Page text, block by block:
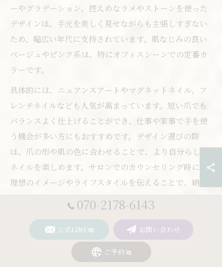
ーやグラデーション、控えめなラメやストーンを使った
デザインは、手元を美しく見せながらも主張しすぎない
ため、幅広い年代に支持されています。肌なじみの良い
ベージュやピンク系は、特にオフィスシーンでの定番カ
ラーです。
具体的には、ニュアンスアートやマグネットネイル、フ
レンチネイルなども人気が高まっています。短い爪でも
バランスよく仕上げることができ、仕事や家事で手を使
う機会が多い方にもおすすめです。デザイン選びの際
は、爪の形や肌の色に合わせることで、より自分らしい
ネイルを楽しめます。サロンでのカウンセリング時に、
理想のイメージやライフスタイルを伝えることで、納得
のいく仕上がりが期待できます。
ネイルの流行色と季節ごとの楽し
070-2178-6143
公式LINE お問い合わせ
ご予約